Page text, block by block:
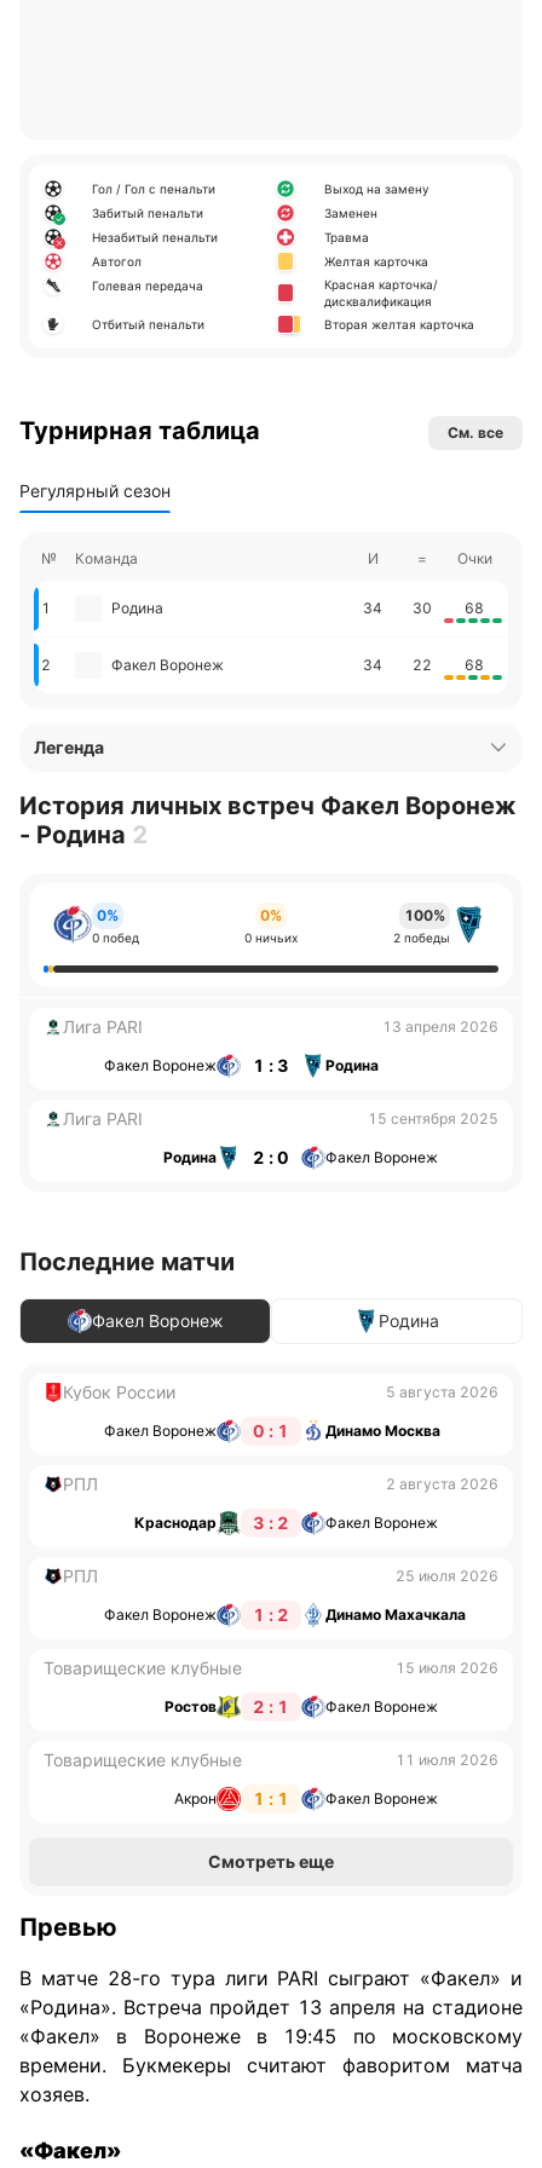
Гол / Гол с пенальти
Забитый пенальти
Незабитый пенальти
Автогол
Голевая передача
Отбитый пенальти
Выход на замену
Заменен
Травма
Желтая карточка
Красная карточка/
дисквалификация
Вторая желтая карточка
Турнирная таблица См. все
Регулярный сезон
№ Команда И = Очки
1 Родина 34 30 68
2 Факел Воронеж 34 22 68
Легенда
История личных встреч Факел Воронеж
- Родина 2
0%
0 побед
0%
0 ничьих
100%
2 победы
Лига PARI 13 апреля 2026
Факел Воронеж 1 : 3 Родина
Лига PARI 15 сентября 2025
Родина 2 : 0 Факел Воронеж
Последние матчи
Факел Воронеж Родина
Кубок России 5 августа 2026
Факел Воронеж 0 : 1 Динамо Москва
РПЛ 2 августа 2026
Краснодар 3 : 2 Факел Воронеж
РПЛ 25 июля 2026
Факел Воронеж 1 : 2 Динамо Махачкала
Товарищеские клубные 15 июля 2026
Ростов 2 : 1 Факел Воронеж
Товарищеские клубные 11 июля 2026
Акрон 1 : 1 Факел Воронеж
Смотреть еще
Превью
В матче 28-го тура лиги PARI сыграют «Факел» и
«Родина». Встреча пройдет 13 апреля на стадионе
«Факел» в Воронеже в 19:45 по московскому
времени. Букмекеры считают фаворитом матча
хозяев.
«Факел»